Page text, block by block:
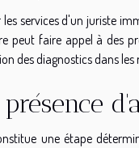
services d'un juriste
peut faire appel à des
des diagnostics dans
une étape